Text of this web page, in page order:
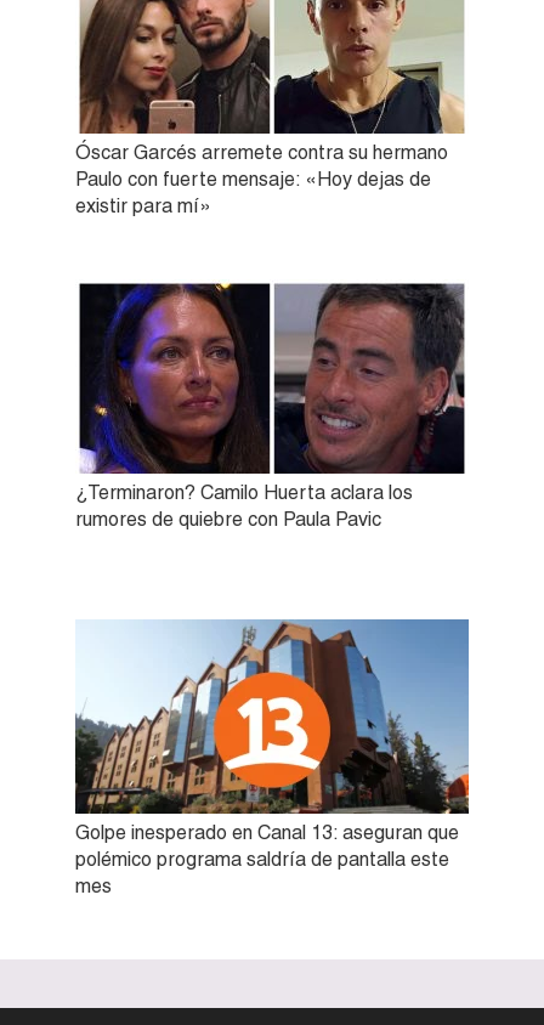
Óscar Garcés arremete contra su hermano
Paulo con fuerte mensaje: «Hoy dejas de
existir para mí»
¿Terminaron? Camilo Huerta aclara los
rumores de quiebre con Paula Pavic
Golpe inesperado en Canal 13: aseguran que
polémico programa saldría de pantalla este
mes